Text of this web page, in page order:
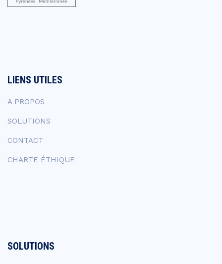
LIENS UTILES
A PROPOS
SOLUTIONS
CONTACT
CHARTE ÉTHIQUE
SOLUTIONS